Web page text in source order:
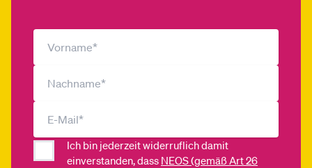
Ich bin jederzeit widerruflich damit
einverstanden, dass NEOS (gemäß Art 26